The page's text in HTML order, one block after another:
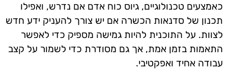
כאמצעים טכנולוגיים, גיוס כוח אדם אם נדרש, ואפילו
תכנון של סדנאות הכשרה אם יש צורך להעניק ידע חדש
לצוות. על התוכנית להיות גמישה מספיק כדי לאפשר
התאמות בזמן אמת, אך גם מסודרת כדי לשמור על קצב
עבודה אחיד ואפקטיבי.